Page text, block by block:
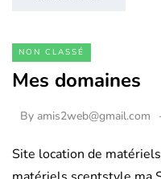
NON CLASSÉ
Mes domaines
By amis2web@gmail.com
Site location de